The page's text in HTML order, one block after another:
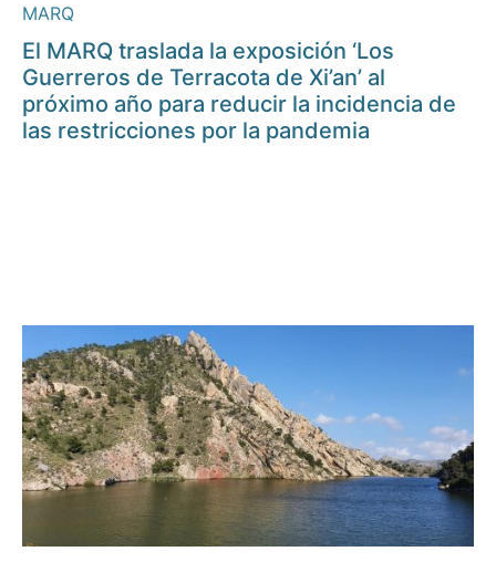
MARQ
El MARQ traslada la exposición ‘Los
Guerreros de Terracota de Xi’an’ al
próximo año para reducir la incidencia de
las restricciones por la pandemia